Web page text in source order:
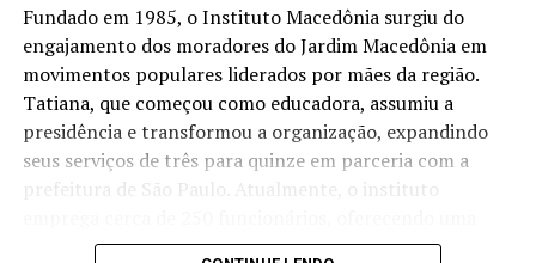
“Quando falamos em sustentabilidade, precisamos falar
sobre ações práticas e resultados concretos. O reuso da
água mostra que é possível unir eficiência operacional,
preservação ambiental e responsabilidade com as
comunidades onde estamos inseridos. Nosso cuidado
também envolve os uniformes das oficinas, desde
2006, eles são enviados para uma lavanderia industrial
mecânica”, destaca Anderson Acassio Martins,
Fundado em 1985, o Instituto Macedônia surgiu do
engajamento dos moradores do Jardim Macedônia em
movimentos populares liderados por mães da região.
Tatiana, que começou como educadora, assumiu a
presidência e transformou a organização, expandindo
seus serviços de três para quinze em parceria com a
prefeitura de São Paulo. Atualmente, o instituto
ampla gama de serviços que atendem crianças,